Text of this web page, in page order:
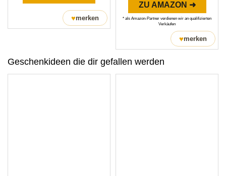
♥merken
ZU AMAZON ➜
* als Amazon-Partner verdienen wir an qualifizierten
Verkäufen
♥merken
Geschenkideen die dir gefallen werden